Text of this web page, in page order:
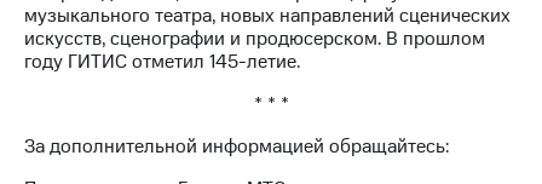
музыкального театра, новых направлений сценических
искусств, сценографии и продюсерском. В прошлом
году ГИТИС отметил 145-летие.
* * *
За дополнительной информацией обращайтесь: